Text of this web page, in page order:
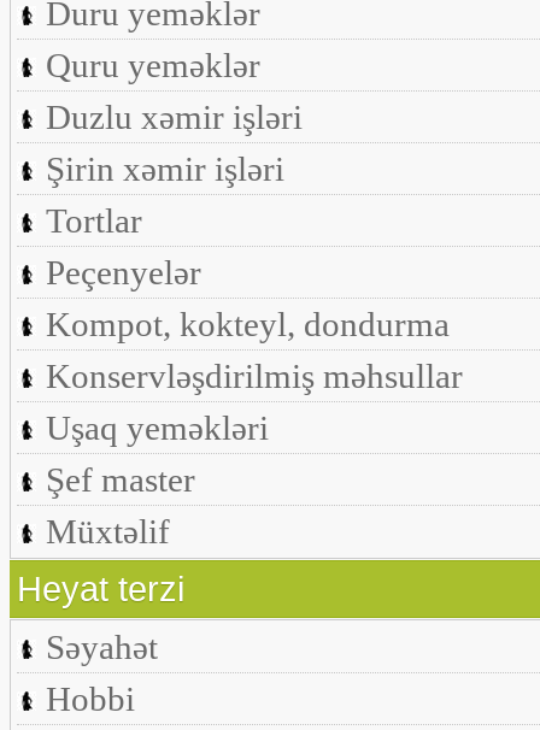
Duru yeməklər
Quru yeməklər
Duzlu xəmir işləri
Şirin xəmir işləri
Tortlar
Peçenyelər
Kompot, kokteyl, dondurma
Konservləşdirilmiş məhsullar
Uşaq yeməkləri
Şef master
Müxtəlif
Heyat terzi
Səyahət
Hobbi